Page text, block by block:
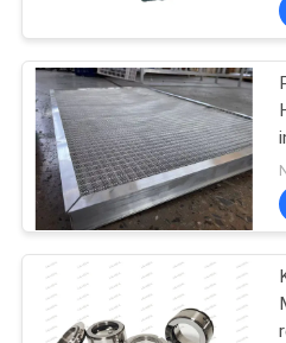
DEL
SITIO
PRIVACY
POLICY
Disipador
de